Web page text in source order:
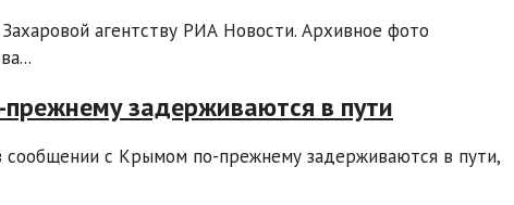
агентству РИА Новости. Архивное фото
задерживаются в пути
с Крымом по-прежнему задерживаются в пути,